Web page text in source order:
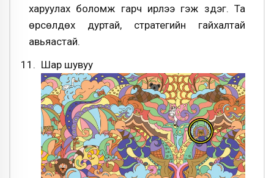
харуулах боломж гарч ирлээ гэж үздэг. Та
өрсөлдөх дуртай, стратегийн гайхалтай
авьяастай.
Шар шувуу